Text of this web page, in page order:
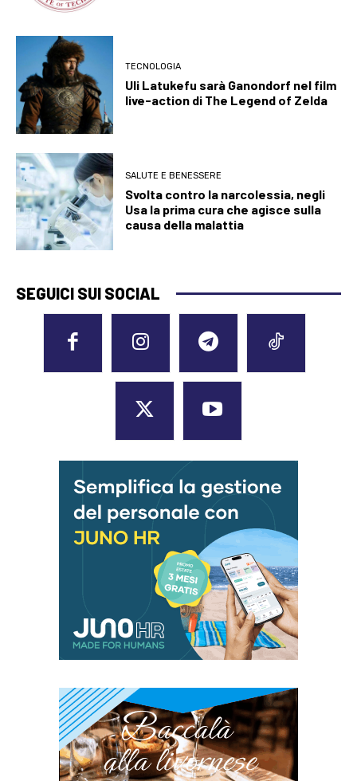
TECNOLOGIA
Uli Latukefu sarà Ganondorf nel film
live-action di The Legend of Zelda
SALUTE E BENESSERE
Svolta contro la narcolessia, negli
Usa la prima cura che agisce sulla
causa della malattia
SEGUICI SUI SOCIAL